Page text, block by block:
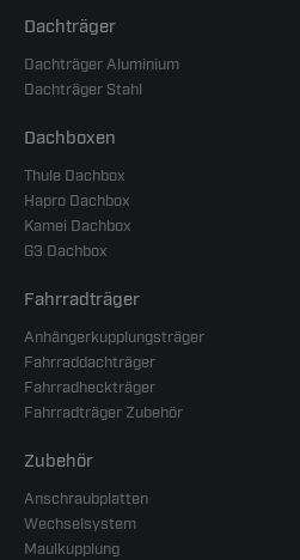
Dachträger
Dachträger Aluminium
Dachträger Stahl
Dachboxen
Thule Dachbox
Hapro Dachbox
Kamei Dachbox
G3 Dachbox
Fahrradträger
Anhängerkupplungsträger
Fahrraddachträger
Fahrradheckträger
Fahrradträger Zubehör
Zubehör
Anschraubplatten
Wechselsystem
Maulkupplung